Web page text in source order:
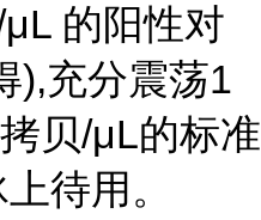
的阳性对
),充分震荡1
贝/μL的标准
待用。